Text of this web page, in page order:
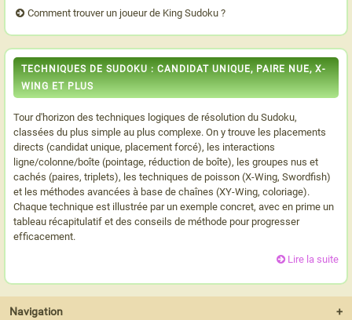
Comment trouver un joueur de King Sudoku ?
TECHNIQUES DE SUDOKU : CANDIDAT UNIQUE, PAIRE NUE, X-
WING ET PLUS
Tour d'horizon des techniques logiques de résolution du Sudoku,
classées du plus simple au plus complexe. On y trouve les placements
directs (candidat unique, placement forcé), les interactions
ligne/colonne/boîte (pointage, réduction de boîte), les groupes nus et
cachés (paires, triplets), les techniques de poisson (X-Wing, Swordfish)
et les méthodes avancées à base de chaînes (XY-Wing, coloriage).
Chaque technique est illustrée par un exemple concret, avec en prime un
tableau récapitulatif et des conseils de méthode pour progresser
efficacement.
Lire la suite
Navigation +